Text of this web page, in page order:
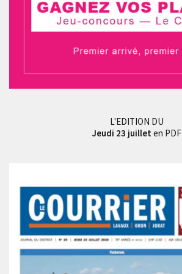
L'EDITION DU
Jeudi 23 juillet en PDF